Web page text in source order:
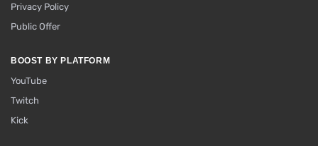
Privacy Policy
Public Offer
BOOST BY PLATFORM
YouTube
Twitch
Kick